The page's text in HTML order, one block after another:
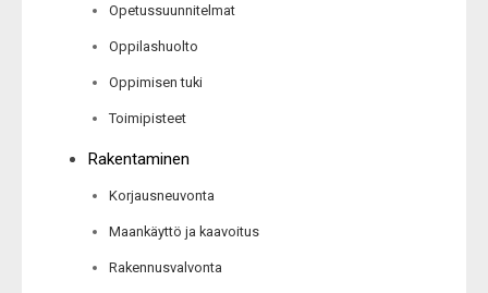
Opetussuunnitelmat
Oppilashuolto
Oppimisen tuki
Toimipisteet
Rakentaminen
Korjausneuvonta
Maankäyttö ja kaavoitus
Rakennusvalvonta